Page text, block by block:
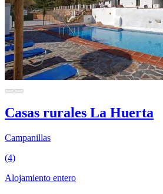
Casas rurales La Huerta
Campanillas
(4)
Alojamiento entero